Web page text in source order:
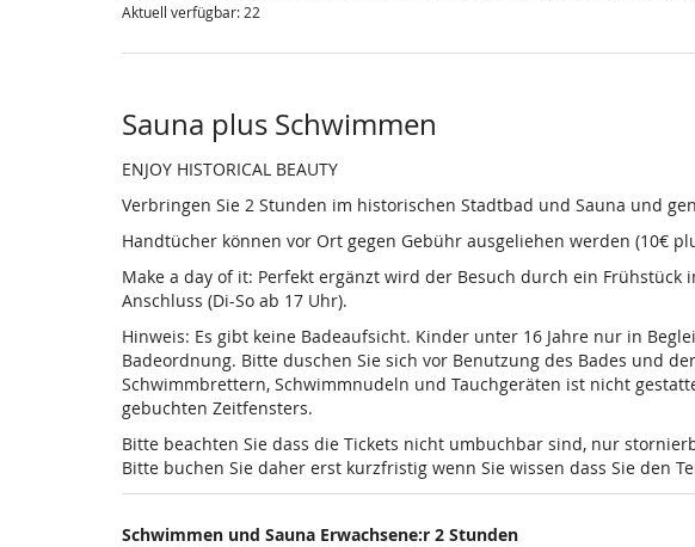
Aktuell verfügbar: 22
Sauna plus Schwimmen
ENJOY HISTORICAL BEAUTY
Verbringen Sie 2 Stunden im historischen Stadtbad und Sauna und
Handtücher können vor Ort gegen Gebühr ausgeliehen werden (10€
Make a day of it: Perfekt ergänzt wird der Besuch durch ein Frühstück
Anschluss (Di-So ab 17 Uhr).
Hinweis: Es gibt keine Badeaufsicht. Kinder unter 16 Jahre nur in
Badeordnung. Bitte duschen Sie sich vor Benutzung des Bades und
Schwimmbrettern, Schwimmnudeln und Tauchgeräten ist nicht
gebuchten Zeitfensters.
Bitte beachten Sie dass die Tickets nicht umbuchbar sind, nur
Bitte buchen Sie daher erst kurzfristig wenn Sie wissen dass Sie den
Schwimmen und Sauna Erwachsene:r 2 Stunden